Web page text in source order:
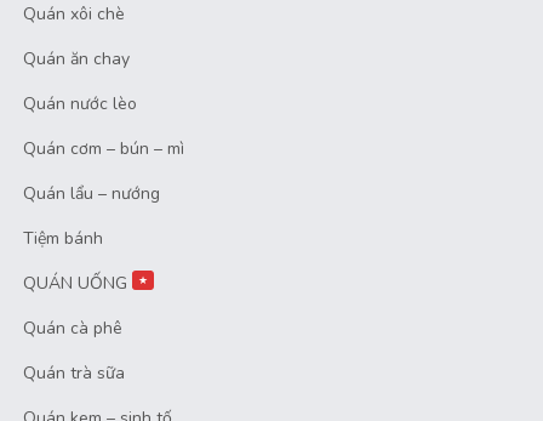
Quán xôi chè
Quán ăn chay
Quán nước lèo
Quán cơm – bún – mì
Quán lẩu – nướng
Tiệm bánh
QUÁN UỐNG
★
Quán cà phê
Quán trà sữa